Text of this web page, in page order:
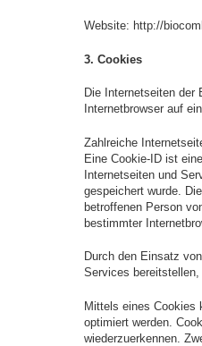
Website: http://
3. Cookies
Die Internetseiten der
Internetbrowser auf
Zahlreiche
Eine Cookie-ID ist
Internetseiten und
gespeichert wurde.
betroffenen Person
bestimmter
Durch den Einsatz
Services
Mittels eines Cookies
optimiert werden.
wiederzuerkennen.